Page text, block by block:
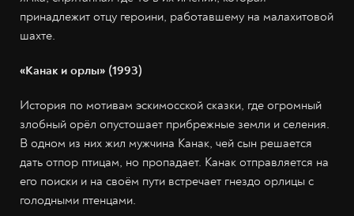
принадлежит отцу героини, работавшему на малахитовой
шахте.
«Канак и орлы» (1993)
История по мотивам эскимосской сказки, где огромный
злобный орёл опустошает прибрежные земли и селения.
В одном из них жил мужчина Канак, чей сын решается
дать отпор птицам, но пропадает. Канак отправляется на
его поиски и на своём пути встречает гнездо орлицы с
голодными птенцами.